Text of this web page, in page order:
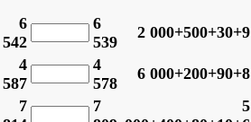
6
542
6
539
2 000+500+30+9
4
587
4
578
6 000+200+90+8
7
7
5